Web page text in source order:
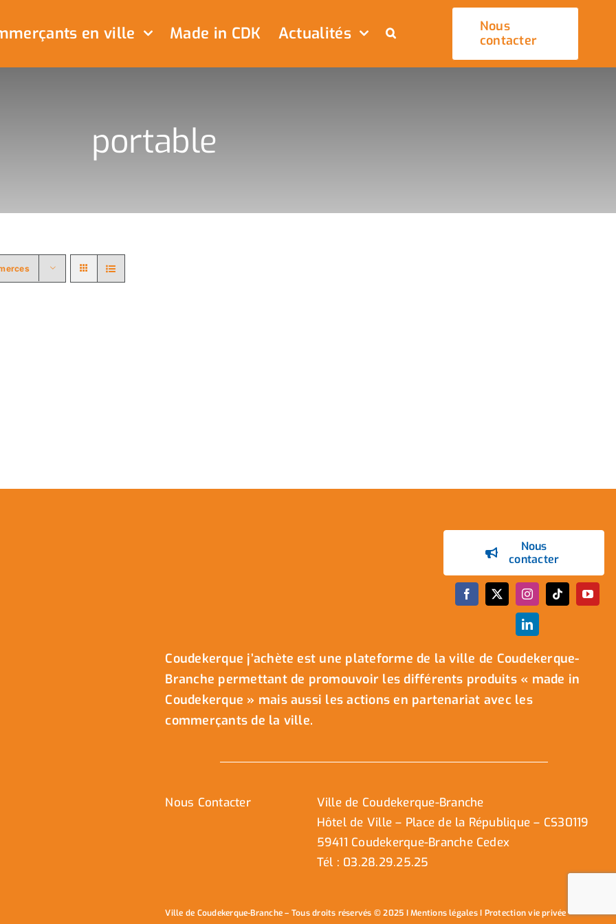
en ville Made in CDK Actualités
Nous
contacter
portable
Nous
contacter
Coudekerque j’achète est une plateforme de la ville de Coudekerque-
Branche permettant de promouvoir les différents produits « made in
Coudekerque » mais aussi les actions en partenariat avec les
commerçants de la ville.
Nous Contacter
Ville de Coudekerque-Branche
Hôtel de Ville – Place de la République – CS30119
59411 Coudekerque-Branche Cedex
Tél : 03.28.29.25.25
Ville de Coudekerque-Branche – Tous droits réservés © 2025 IMentions légalesI Protection vie privée